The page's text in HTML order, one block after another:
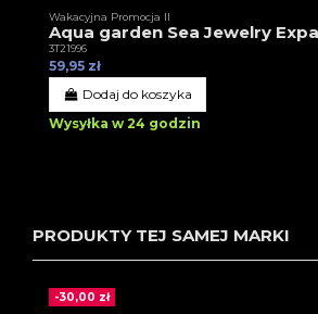
Wakacyjna Promocja II
Aqua garden Sea Jewelry
3T21996
59,95 zł
Dodaj do koszyka
Wysyłka w 24 godzin
PRODUKTY TEJ SAMEJ MARKI
-30,00 zł